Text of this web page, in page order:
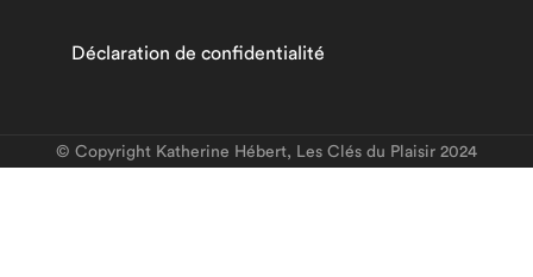
Déclaration de confidentialité
© Copyright Katherine Hébert, Les Clés du Plaisir 2024